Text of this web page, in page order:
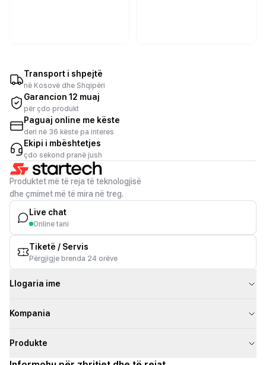
Transport i shpejtë
në Kosovë dhe Shqipëri
Garancion 12 muaj
për çdo produkt
Paguaj online me këste
deri në 36 këste pa interes
Ekipi i mbështetjes
çdo sekond pranë jush
Produktet më të reja të teknologjisë
dhe çmimet më të mira në treg.
Live chat
Online tani
Tiketë / Servis
Përgjigje brenda 24 orëve
Llogaria ime
Kompania
Produkte